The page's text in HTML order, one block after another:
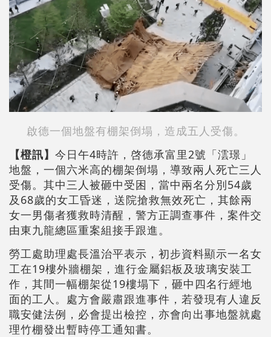
啟德一個地盤有棚架倒塌，造成五人受傷。
【橙訊】 今日午4時許，啓德承富里2號「澐璟」
地盤，一個六米高的棚架倒塌，導致兩人死亡三人
受傷。其中三人被砸中受困，當中兩名分別54歲
及68歲的女工昏迷，送院搶救無效死亡，其餘兩
女一男傷者獲救時清醒，警方正調查事件，案件交
由東九龍總區重案組接手跟進。
勞工處助理處長溫治平表示，初步資料顯示一名女
工在19樓外牆棚架，進行金屬鋁板及玻璃安裝工
作，其間一幅棚架從19樓塌下，砸中四名行經地
面的工人。處方會嚴肅跟進事件，若發現有人違反
職安健法例，必會提出檢控，亦會向出事地盤就處
理竹棚發出暫時停工通知書。